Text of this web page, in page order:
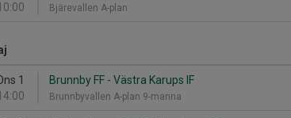
Bjärevallen A-plan
1
Brunnby FF - Västra Karups IF
Brunnbyvallen A-plan 9-manna